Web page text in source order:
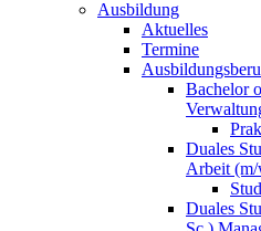
Ausbildung
Aktuelles
Termine
Bachelor
Duales
Arbeit
Duales